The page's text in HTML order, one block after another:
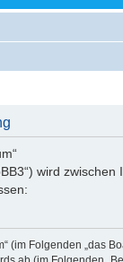
wird
(im Folgenden „das